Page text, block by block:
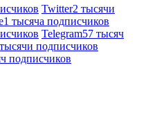
Twitter2 тысячи
1 тысяча подписчиков
Telegram57 тысяч
подписчиков
подписчиков